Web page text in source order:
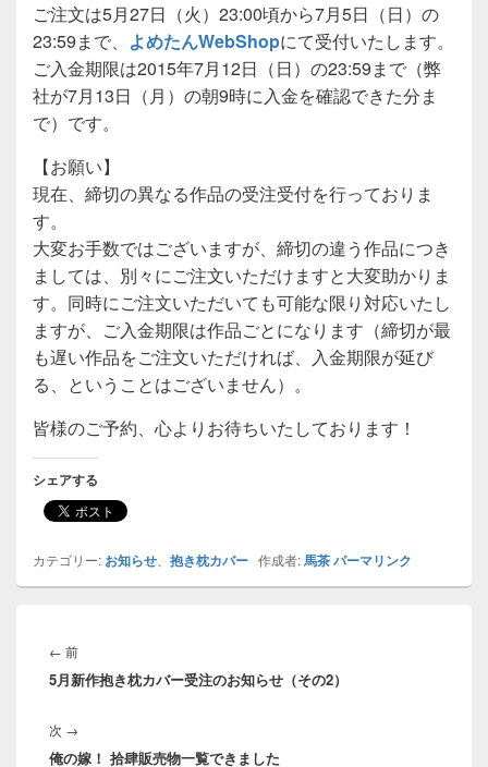
ご注文は5月27日（火）23:00頃から7月5日（日）の
23:59まで、 よめたんWebShopにて受付いたします。
ご入金期限は2015年7月12日（日）の23:59まで（弊
社が7月13日（月）の朝9時に入金を確認できた分ま
で）です。
【お願い】
現在、締切の異なる作品の受注受付を行っておりま
す。
大変お手数ではございますが、締切の違う作品につき
ましては、別々にご注文いただけますと大変助かりま
す。同時にご注文いただいても可能な限り対応いたし
ますが、ご入金期限は作品ごとになります（締切が最
も遅い作品をご注文いただければ、入金期限が延び
る、ということはございません）。
皆様のご予約、心よりお待ちいたしております！
シェアする
カテゴリー: お知らせ 抱き枕カバー 作成者:馬茶パーマリンク
稿
ナ
ゲ
ー
← 前前
の
5月新作抱き枕カバー受注のお知らせ（その2）
次 →
の
俺の嫁！ 拾肆販売物一覧できました